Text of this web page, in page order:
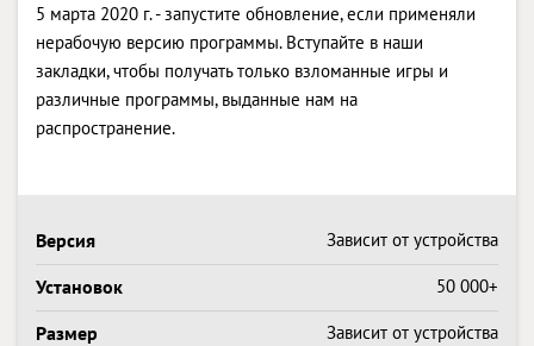
5 марта 2020 г. - запустите обновление, если применяли
нерабочую версию программы. Вступайте в наши
закладки, чтобы получать только взломанные игры и
различные программы, выданные нам на
распространение.
Версия Зависит от устройства
Установок 50 000+
Размер Зависит от устройства